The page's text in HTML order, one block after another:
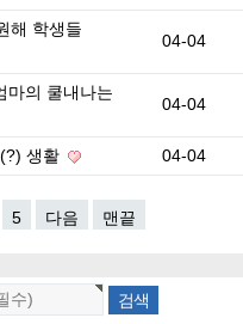
해 학생들
04-04
마의 쿨내나는
04-04
생활 04-04
5 다음 맨끝